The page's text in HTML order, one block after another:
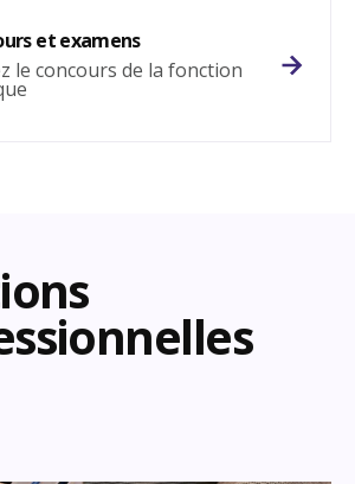
et examens
le concours de la fonction